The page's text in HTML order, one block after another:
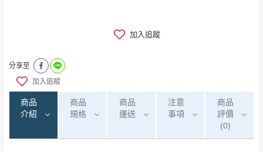
加入追蹤
分享至
加入追蹤
商品
介紹
商品
規格
商品
運送
注意
事項
商品
評價
(0)